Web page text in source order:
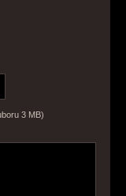
3 MB)